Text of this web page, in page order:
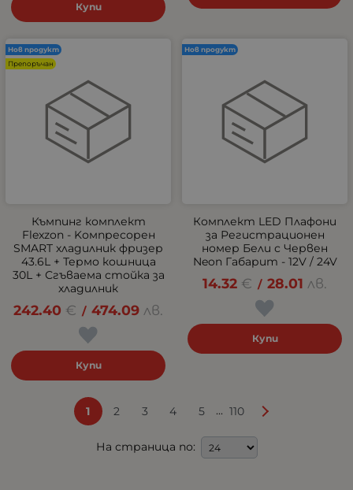
Купи
Къмпинг комплект
Flexzon - Kомпресорен
SMART хладилник фризер
43.6L + Термо кошница
30L + Сгъваема стойка за
хладилник
242.40 € / 474.09 лв.
Купи
Нов продукт
Препоръчан
Комплект LED Плафони
за Регистрационен
номер Бели с Червен
Neon Габарит - 12V / 24V
14.32 € / 28.01 лв.
Купи
Нов продукт
1 2 3 4 5 ... 110
На страница по: